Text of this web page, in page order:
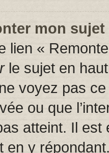
mon sujet
lien «
le sujet en
voyez pas
ou que
atteint. Il
en y